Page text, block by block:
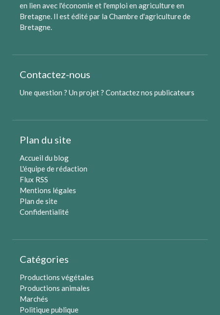
en lien avec l'économie et l'emploi en agriculture en
Bretagne. Il est édité par la Chambre d'agriculture de
Bretagne.
Contactez-nous
Une question ? Un projet ? Contactez nos publicateurs
Plan du site
Accueil du blog
L'équipe de rédaction
Flux RSS
Mentions légales
Plan de site
Confidentialité
Catégories
Productions végétales
Productions animales
Marchés
Politique publique